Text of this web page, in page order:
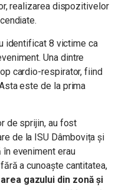
realizarea dispozitivelor
identificat 8 victime ca
Una dintre
cardio-respirator, fiind
este de la prima
de sprijin, au fost
de la ISU Dâmbovița și
în eveniment erau
a cunoaște cantitatea,
gazului din zonă și